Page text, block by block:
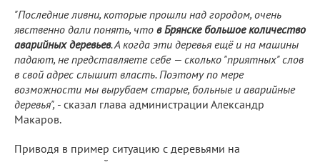
"Последние ливни, которые прошли над городом, очень
явственно дали понять, что в Брянске большое количество
аварийных деревьев. А когда эти деревья ещё и на машины
падают, не представляете себе — сколько "приятных" слов
в свой адрес слышит власть. Поэтому по мере
возможности мы вырубаем старые, больные и аварийные
деревья", - сказал глава администрации Александр
Макаров.
Приводя в пример ситуацию с деревьями на